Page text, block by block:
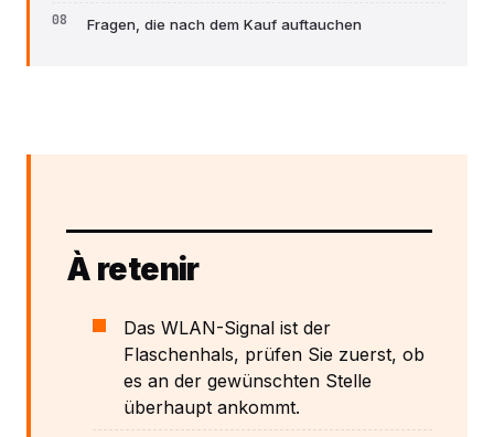
Fragen, die nach dem Kauf auftauchen
À retenir
Das WLAN-Signal ist der
Flaschenhals, prüfen Sie zuerst, ob
es an der gewünschten Stelle
überhaupt ankommt.